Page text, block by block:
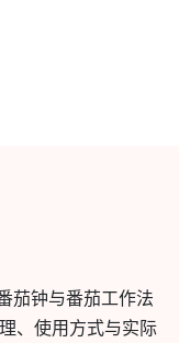
茄钟与番茄工作法
、使用方式与实际